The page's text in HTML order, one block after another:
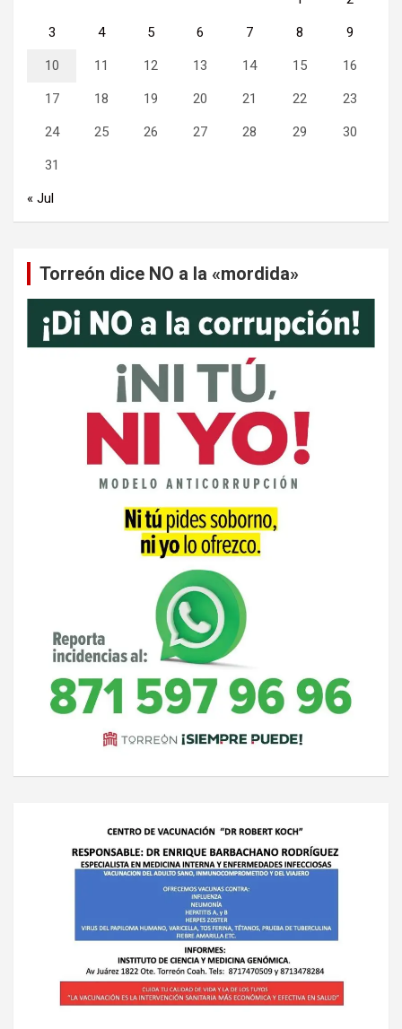
3 4 5 6 7 8 9
10 11 12 13 14 15 16
17 18 19 20 21 22 23
24 25 26 27 28 29 30
31
« Jul
Torreón dice NO a la «mordida»